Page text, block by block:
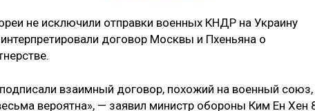
не исключили отправки военных КНДР на Украину
договор Москвы и Пхеньяна о
взаимный договор, похожий на военный союз,
вероятна», — заявил министр обороны Ким Ен Хен